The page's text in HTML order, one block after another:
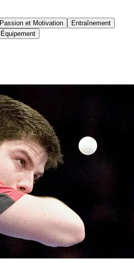
Passion et Motivation
Entraînement
Équipement